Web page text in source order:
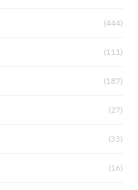
(444)
(111)
(187)
(27)
(33)
(16)